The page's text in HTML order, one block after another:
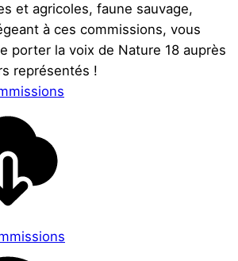
et agricoles, faune sauvage,
à ces commissions, vous
porter la voix de Nature 18 auprès
représentés !